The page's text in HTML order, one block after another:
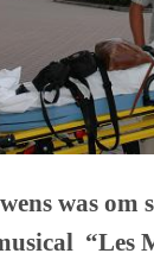
was om
“Les